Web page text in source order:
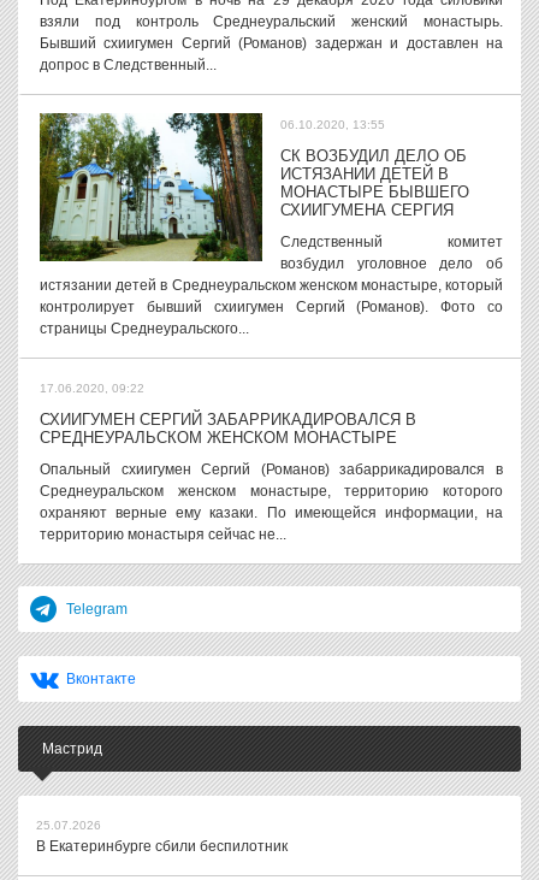
взяли под контроль Среднеуральский женский монастырь.
Бывший схиигумен Сергий (Романов) задержан и доставлен на
допрос в Следственный...
06.10.2020, 13:55
СК ВОЗБУДИЛ ДЕЛО ОБ
ИСТЯЗАНИИ ДЕТЕЙ В
МОНАСТЫРЕ БЫВШЕГО
СХИИГУМЕНА СЕРГИЯ
Следственный комитет
возбудил уголовное дело об
истязании детей в Среднеуральском женском монастыре, который
контролирует бывший схиигумен Сергий (Романов). Фото со
страницы Среднеуральского...
17.06.2020, 09:22
СХИИГУМЕН СЕРГИЙ ЗАБАРРИКАДИРОВАЛСЯ В
СРЕДНЕУРАЛЬСКОМ ЖЕНСКОМ МОНАСТЫРЕ
Опальный схиигумен Сергий (Романов) забаррикадировался в
Среднеуральском женском монастыре, территорию которого
охраняют верные ему казаки. По имеющейся информации, на
территорию монастыря сейчас не...
Telegram
Вконтакте
Мастрид
25.07.2026
В Екатеринбурге сбили беспилотник